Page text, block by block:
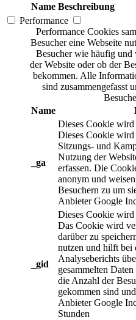
Name Beschreibung
Performance
Performance Cookies
Besucher eine Webseite
Besucher wie häufig und
der Website oder ob der
bekommen. Alle
sind zusammengefasst
Name
_ga
Dieses Cookie
Dieses Cookie
Sitzungs- und
Nutzung der
erfassen. Die
anonym und
Besuchern zu um
Anbieter Google
_gid
Dieses Cookie
Das Cookie wird
darüber zu
nutzen und hilft bei
Analyseberichts
gesammelten
die Anzahl der
gekommen sind
Anbieter Google
Stunden